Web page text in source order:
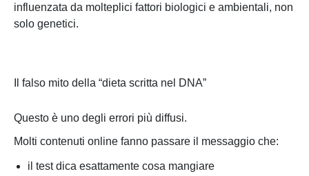
influenzata da molteplici fattori biologici e ambientali, non
solo genetici.
Il falso mito della “dieta scritta nel DNA”
Questo è uno degli errori più diffusi.
Molti contenuti online fanno passare il messaggio che:
il test dica esattamente cosa mangiare